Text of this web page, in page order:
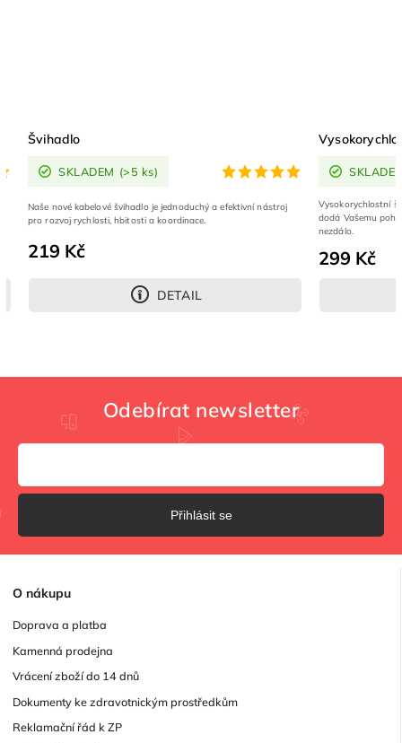
jednoduchý a efektivní nástroj
koordinace.
Vysokorychlostní švihadlo StreetBulk
SKLADEM (>5 ks)
Vysokorychlostní švihadlo naší originální značky
dodá Vašemu pohybu rychlost a lehkost, o které se
O nákupu
Doprava a platba
Kamenná prodejna
Vrácení zboží do 14 dnů
Dokumenty ke zdravotnickým prostředkům
Reklamační řád k ZP
Odebírat newsletter
Přihlásit se